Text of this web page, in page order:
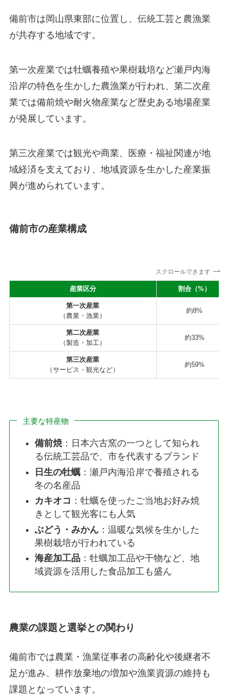
備前市は岡山県東部に位置し、伝統工芸と農漁業
が共存する地域です。
第一次産業では牡蠣養殖や果樹栽培など瀬戸内海
沿岸の特色を生かした農漁業が行われ、第二次産
業では備前焼や耐火物産業など歴史ある地場産業
が発展しています。
第三次産業では観光や商業、医療・福祉関連が地
域経済を支えており、地域資源を生かした産業振
興が進められています。
備前市の産業構成
スクロールできます
産業区分 割合（%）
第一次産業
（農業・漁業）
約8%
第二次産業
（製造・加工）
約33%
第三次産業
（サービス・観光など）
約59%
主要な特産物
備前焼：日本六古窯の一つとして知られ
る伝統工芸品で、市を代表するブランド
日生の牡蠣 ：瀬戸内海沿岸で養殖される
冬の名産品
カキオコ ：牡蠣を使ったご当地お好み焼
きとして観光客にも人気
ぶどう・みかん ：温暖な気候を生かした
果樹栽培が行われている
海産加工品 ：牡蠣加工品や干物など、地
域資源を活用した食品加工も盛ん
農業の課題と選挙との関わり
備前市では農業・漁業従事者の高齢化や後継者不
足が進み、耕作放棄地の増加や漁業資源の維持も
課題となっています。